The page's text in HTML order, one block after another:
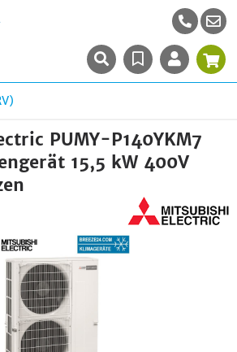
PUMY-P140YKM7
15,5 kW 400V